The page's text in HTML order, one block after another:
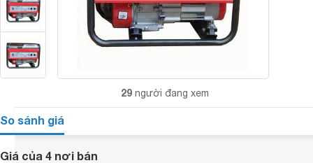
29 người đang xem
So sánh giá
Giá của 4 nơi bán